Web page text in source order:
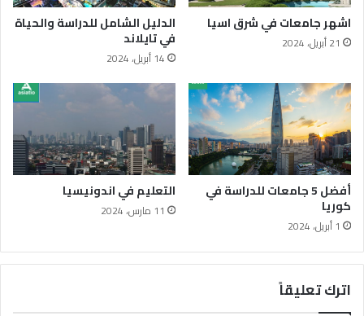
اشهر جامعات في شرق اسيا
21 أبريل، 2024
الدليل الشامل للدراسة والحياة
في تايلاند
14 أبريل، 2024
أفضل 5 جامعات للدراسة في
كوريا
1 أبريل، 2024
التعليم في اندونيسيا
11 مارس، 2024
اترك تعليقاً